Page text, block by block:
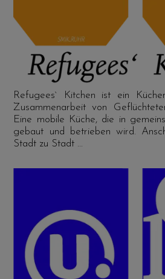
Refugees` Kitchen ist ein
Zusammenarbeit von
Eine mobile Küche, die in
gebaut und betrieben wird.
Stadt zu Stadt ...